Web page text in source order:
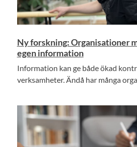
Ny forskning: Organisationer
egen information
Information kan ge både ökad
verksamheter. Ändå har många